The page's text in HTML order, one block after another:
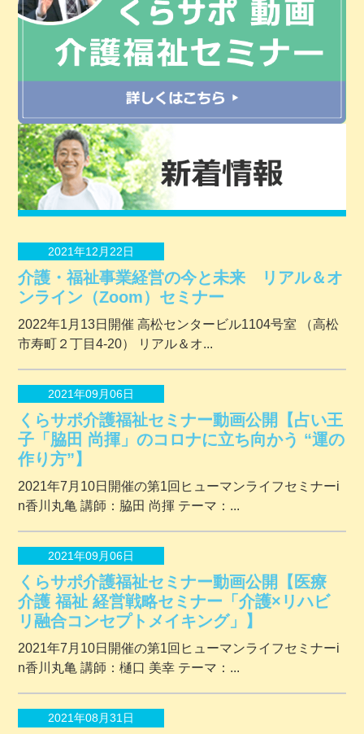
2021年12月22日
介護・福祉事業経営の今と未来 リアル＆オ
ンライン（Zoom）セミナー
2022年1月13日開催 ⾼松センタービル1104号室 （⾼松
市寿町２丁⽬4-20） リアル＆オ...
2021年09月06日
くらサポ介護福祉セミナー動画公開【占い王
子「脇田 尚揮」のコロナに立ち向かう “運の
作り方”】
2021年7月10日開催の第1回ヒューマンライフセミナーi
n香川丸亀 講師：脇田 尚揮 テーマ：...
2021年09月06日
くらサポ介護福祉セミナー動画公開【医療
介護 福祉 経営戦略セミナー「介護×リハビ
リ融合コンセプトメイキング」】
2021年7月10日開催の第1回ヒューマンライフセミナーi
n香川丸亀 講師：樋口 美幸 テーマ：...
2021年08月31日